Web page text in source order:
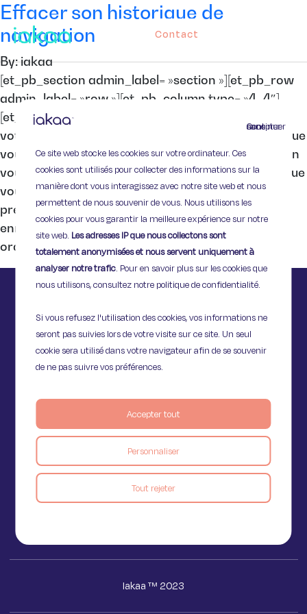
Continuer sans accepter
Ce site web stocke les cookies sur votre ordinateur. Ces
cookies sont utilisés pour collecter des informations sur la
manière dont vous interagissez avec notre site web et nous
permettent de nous souvenir de vous. Nous utilisons les
cookies pour vous garantir la meilleure expérience sur notre
site web. Les adresses IP que nous collectons sont
totalement anonymisées et nous servent uniquement à
analyser notre trafic. Pour en savoir plus sur les cookies que
nous utilisons, consultez notre politique de confidentialité.
Si vous refusez l'utilisation des cookies, vos informations ne
seront pas suivies lors de votre visite sur ce site. Un seul
cookie sera utilisé dans votre navigateur afin de se souvenir
de ne pas suivre vos préférences.
Personnaliser
Tout rejeter
Accepter tout
Contact
Effacer son historique de
navigation
By: iakaa
[et_pb_section admin_label= »section »][et_pb_row
admin_label= »row »][et_pb_column type= »4_4″]
[et_pb_text admin_label= »Texte »] Savez-vous que
votre ordinateur garde en mémoire tous les sites que
vous consultez ? Pratique, l’historique de navigation
vous permet de retrouver facilement un site web que
vous auriez oublié d’ajouter à vos favoris. Si vous
préférez que ces informations ne soient pas
enregistrées, par exemple si vous partagez votre
ordinateur […]
11 Rue de Provence,
75009 Paris
Voir le blog
Iakaa ™ 2023